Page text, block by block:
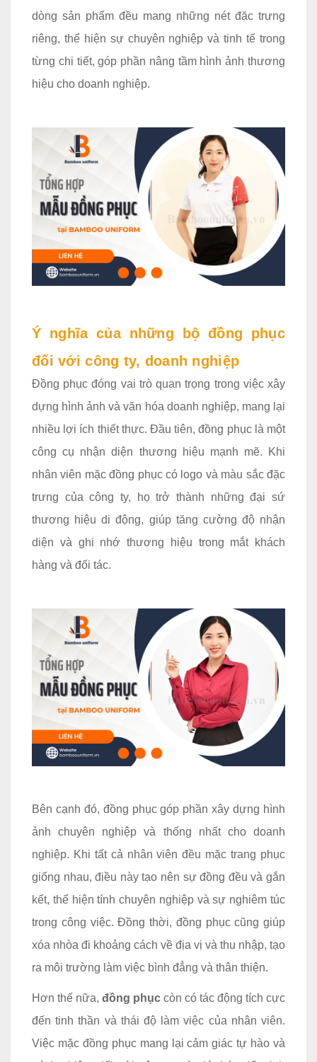
dòng sản phẩm đều mang những nét đặc trưng
riêng, thể hiện sự chuyên nghiệp và tinh tế trong
từng chi tiết, góp phần nâng tầm hình ảnh thương
hiệu cho doanh nghiệp.
Ý nghĩa của những bộ đồng phục
đối với công ty, doanh nghiệp
Đồng phục đóng vai trò quan trọng trong việc xây
dựng hình ảnh và văn hóa doanh nghiệp, mang lại
nhiều lợi ích thiết thực. Đầu tiên, đồng phục là một
công cụ nhận diện thương hiệu mạnh mẽ. Khi
nhân viên mặc đồng phục có logo và màu sắc đặc
trưng của công ty, họ trở thành những đại sứ
thương hiệu di động, giúp tăng cường độ nhận
diện và ghi nhớ thương hiệu trong mắt khách
hàng và đối tác.
Bên cạnh đó, đồng phục góp phần xây dựng hình
ảnh chuyên nghiệp và thống nhất cho doanh
nghiệp. Khi tất cả nhân viên đều mặc trang phục
giống nhau, điều này tạo nên sự đồng đều và gắn
kết, thể hiện tính chuyên nghiệp và sự nghiêm túc
trong công việc. Đồng thời, đồng phục cũng giúp
xóa nhòa đi khoảng cách về địa vị và thu nhập, tạo
ra môi trường làm việc bình đẳng và thân thiện.
Hơn thế nữa, đồng phục còn có tác động tích cực
đến tinh thần và thái độ làm việc của nhân viên.
Việc mặc đồng phục mang lại cảm giác tự hào và